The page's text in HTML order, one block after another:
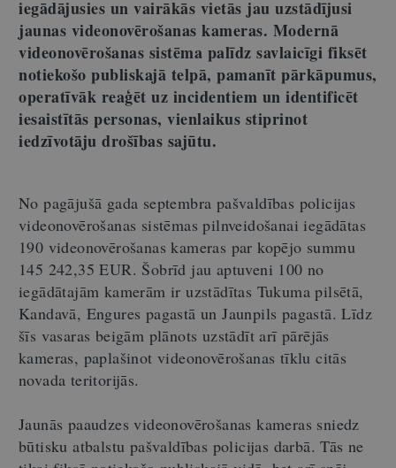
iegādājusies un vairākās vietās jau uzstādījusi
jaunas videonovērošanas kameras. Modernā
videonovērošanas sistēma palīdz savlaicīgi fiksēt
notiekošo publiskajā telpā, pamanīt pārkāpumus,
operatīvāk reaģēt uz incidentiem un identificēt
iesaistītās personas, vienlaikus stiprinot
iedzīvotāju drošības sajūtu.
No pagājušā gada septembra pašvaldības policijas
videonovērošanas sistēmas pilnveidošanai iegādātas
190 videonovērošanas kameras par kopējo summu
145 242,35 EUR. Šobrīd jau aptuveni 100 no
iegādātajām kamerām ir uzstādītas Tukuma pilsētā,
Kandavā, Engures pagastā un Jaunpils pagastā. Līdz
šīs vasaras beigām plānots uzstādīt arī pārējās
kameras, paplašinot videonovērošanas tīklu citās
novada teritorijās.
Jaunās paaudzes videonovērošanas kameras sniedz
būtisku atbalstu pašvaldības policijas darbā. Tās ne